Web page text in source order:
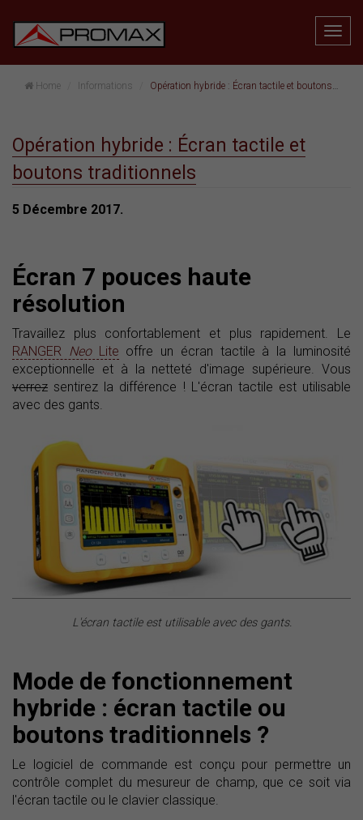
Home Informations Opération hybride : Écran tactile et boutons traditionnels
Opération hybride : Écran tactile et
boutons traditionnels
5 Décembre 2017.
Écran 7 pouces haute
résolution
Travaillez plus confortablement et plus rapidement. Le
RANGER NeoLite offre un écran tactile à la luminosité
exceptionnelle et à la netteté d'image supérieure. Vous
verrez sentirez la différence ! L'écran tactile est utilisable
avec des gants.
L'écran tactile est utilisable avec des gants.
Mode de fonctionnement
hybride : écran tactile ou
boutons traditionnels ?
Le logiciel de commande est conçu pour permettre un
contrôle complet du mesureur de champ, que ce soit via
l'écran tactile ou le clavier classique.